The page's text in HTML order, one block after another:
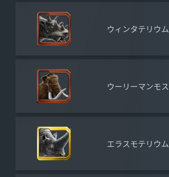
ウィンタテリウム
ウーリーマンモス
エラスモテリウム